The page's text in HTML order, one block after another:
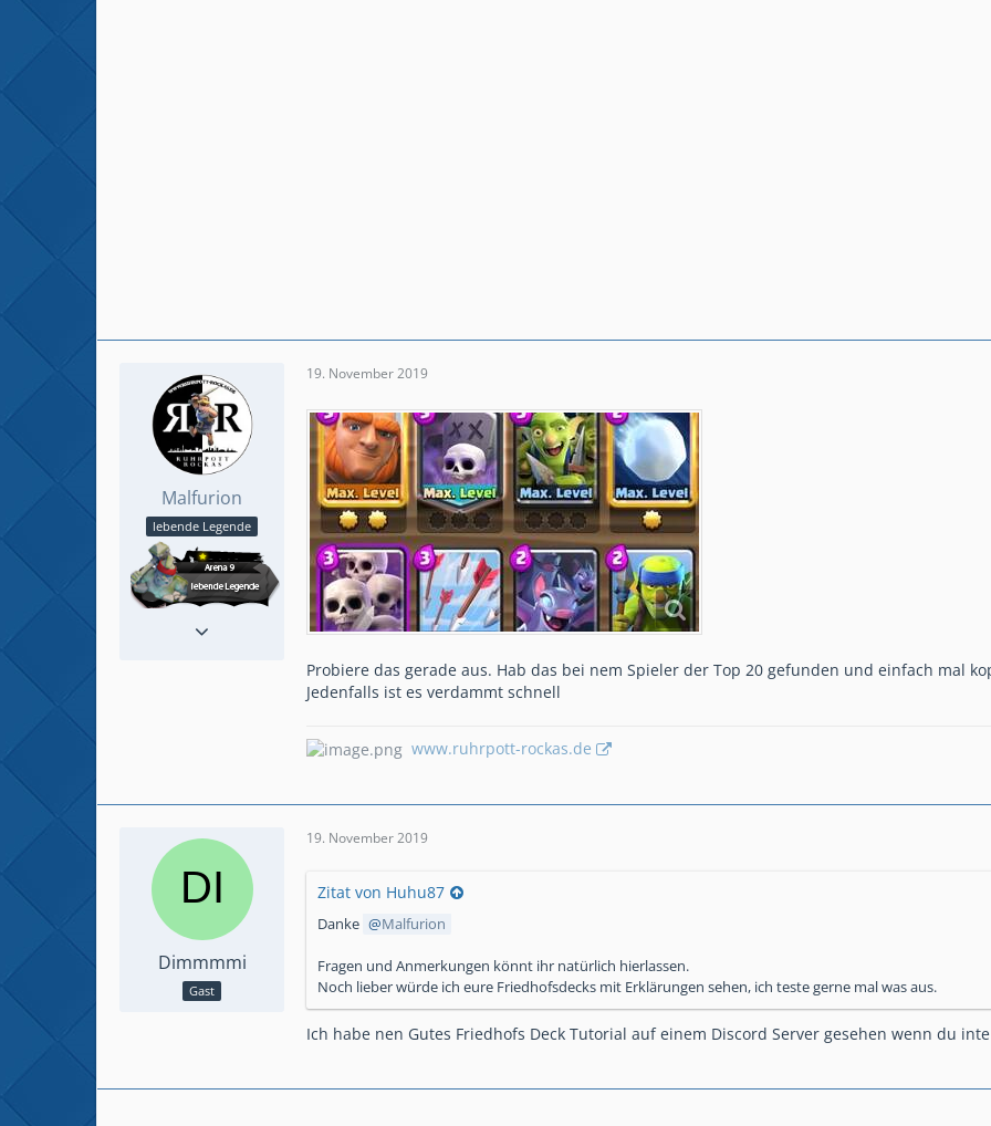
Malfurion
lebende Legende
19. November 2019
Probiere das gerade aus. Hab das bei nem Spieler der Top 20 gefunden und einfach mal
Jedenfalls ist es verdammt schnell
www.ruhrpott-rockas.de
Dimmmmi
Gast
19. November 2019
Zitat von Huhu87
Danke Malfurion
Fragen und Anmerkungen könnt ihr natürlich hierlassen.
Noch lieber würde ich eure Friedhofsdecks mit Erklärungen sehen, ich teste gerne mal was aus.
Ich habe nen Gutes Friedhofs Deck Tutorial auf einem Discord Server gesehen wenn du